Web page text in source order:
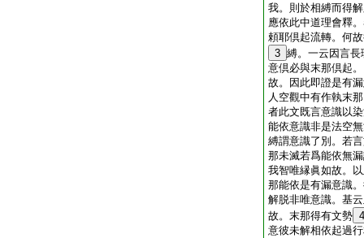
我。則於相縛而得
應依此中道理會釋
頼耶倶起流轉。何
3 縛。一云因言
意倶必與末那倶起
故。因此即證是有
人空觀中有作執末
者此文既言意識以
能依意識非是法空
縛謂意識了別。若
那未滅若爲能依無
我智唯縁眞如故。
那能依是有漏意識
解脱非唯意識。基
故。末那得有文勢 4
意彼未解相依起過